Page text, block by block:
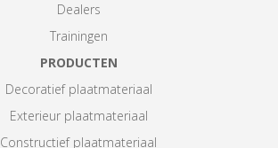
Dealers
Trainingen
PRODUCTEN
Decoratief plaatmateriaal
Exterieur plaatmateriaal
Constructief plaatmateriaal